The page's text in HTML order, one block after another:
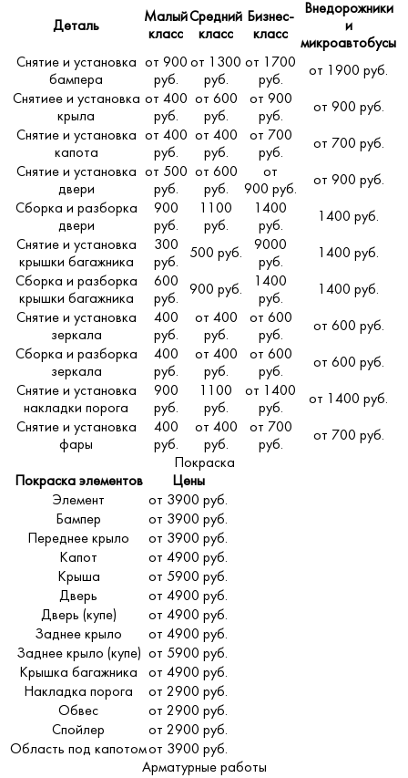
Деталь
Малый
класс
Средний
класс
Бизнес-
класс
Внедорожники
и
микроавтобусы
Снятие и установка
бампера
от 900
руб.
от 1300
руб.
от 1700
руб.
от 1900 руб.
Снятиее и установка
крыла
от 400
руб.
от 600
руб.
от 900
руб.
от 900 руб.
Снятие и установка
капота
от 400
руб.
от 400
руб.
от 700
руб.
от 700 руб.
Снятие и установка
двери
от 500
руб.
от 600
руб.
от
900 руб.
от 900 руб.
Сборка и разборка
двери
900
руб.
1100
руб.
1400
руб.
1400 руб.
Снятие и установка
крышки багажника
300
руб.
500 руб.
9000
руб.
1400 руб.
Сборка и разборка
крышки багажника
600
руб.
900 руб.
1400
руб.
1400 руб.
Снятие и установка
зеркала
400
руб.
от 400
руб.
от 600
руб.
от 600 руб.
Сборка и разборка
зеркала
400
руб.
от 400
руб.
от 600
руб.
от 600 руб.
Снятие и установка
накладки порога
900
руб.
1100
руб.
от 1400
руб.
от 1400 руб.
Снятие и установка
фары
400
руб.
от 400
руб.
от 700
руб.
от 700 руб.
Покраска
Покраска элементов
Цены
Элемент
от 3900 руб.
Бампер
от 3900 руб.
Переднее крыло
от 3900 руб.
Капот
от 4900 руб.
Крыша
от 5900 руб.
Дверь
от 4900 руб.
Дверь (купе)
от 4900 руб.
Заднее крыло
от 4900 руб.
Заднее крыло (купе) от 5900 руб.
Крышка багажника
от 4900 руб.
Накладка порога
от 2900 руб.
Обвес
от 2900 руб.
Спойлер
от 2900 руб.
Область под капотомот 3900 руб.
Арматурные работы